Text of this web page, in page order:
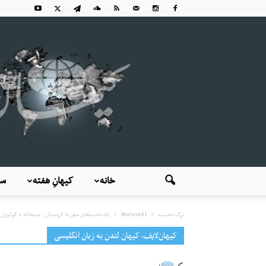
کیهانِ هفته خانه
برگ نخست Featured1 یادداشت‌های سفر به کردستان : صبحانه با
کیهان‌لایف، کیهان لندن به زبان انگلیسی